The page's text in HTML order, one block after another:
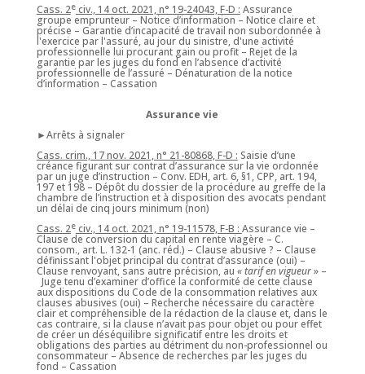
Cass. 2eciv., 14 oct. 2021, n° 19-24043, F-D : Assurance
groupe emprunteur – Notice d’information – Notice claire et
précise – Garantie d’incapacité de travail non subordonnée à
l'exercice par l'assuré, au jour du sinistre, d'une activité
professionnelle lui procurant gain ou profit – Rejet de la
garantie par les juges du fond en l’absence d’activité
professionnelle de l’assuré – Dénaturation de la notice
d’information – Cassation
Assurance vie
►Arrêts à signaler
Cass. crim., 17 nov. 2021, n° 21-80868, F-D : Saisie d’une
créance figurant sur contrat d’assurance sur la vie ordonnée
par un juge d’instruction – Conv. EDH, art. 6, §1, CPP, art. 194,
197 et 198 – Dépôt du dossier de la procédure au greffe de la
chambre de l’instruction et à disposition des avocats pendant
un délai de cinq jours minimum (non)
Cass. 2eciv., 14 oct. 2021, n° 19-11578, F-B : Assurance vie –
Clause de conversion du capital en rente viagère – C.
consom., art. L. 132-1 (anc. réd.) – Clause abusive ? – Clause
définissant l'objet principal du contrat d’assurance (oui) –
Clause renvoyant, sans autre précision, au « tarif en vigueur» –
Juge tenu d’examiner d’office la conformité de cette clause
aux dispositions du Code de la consommation relatives aux
clauses abusives (oui) – Recherche nécessaire du caractère
clair et compréhensible de la rédaction de la clause et, dans le
cas contraire, si la clause n’avait pas pour objet ou pour effet
de créer un déséquilibre significatif entre les droits et
obligations des parties au détriment du non-professionnel ou
consommateur – Absence de recherches par les juges du
fond – Cassation